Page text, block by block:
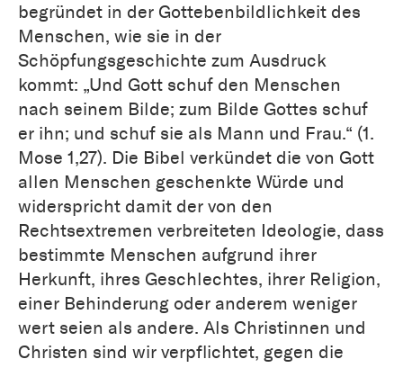
begründet in der Gottebenbildlichkeit des
Menschen, wie sie in der
Schöpfungsgeschichte zum Ausdruck
kommt: „Und Gott schuf den Menschen
nach seinem Bilde; zum Bilde Gottes schuf
er ihn; und schuf sie als Mann und Frau.“ (1.
Mose 1,27). Die Bibel verkündet die von Gott
allen Menschen geschenkte Würde und
widerspricht damit der von den
Rechtsextremen verbreiteten Ideologie, dass
bestimmte Menschen aufgrund ihrer
Herkunft, ihres Geschlechtes, ihrer Religion,
einer Behinderung oder anderem weniger
wert seien als andere. Als Christinnen und
Christen sind wir verpflichtet, gegen die